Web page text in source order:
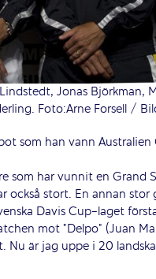
Jonas Björkman,
Foto:Arne Forsell /
som han vann
som har vunnit en
också stort. En annan
Davis Cup-laget
mot ”Delpo” (Juan
är jag uppe i 20